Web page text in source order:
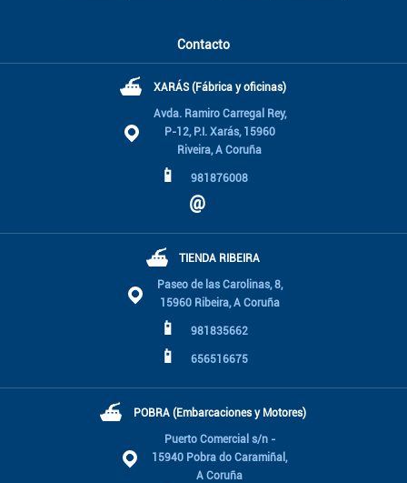
Contacto
⛴ XARÁS (Fábrica y oficinas)
Avda. Ramiro Carregal Rey,
P-12, P.I. Xarás, 15960
Riveira, A Coruña
📱 981876008
@
⛴ TIENDA RIBEIRA
Paseo de las Carolinas, 8,
15960 Ribeira, A Coruña
📱 981835662
📱 656516675
⛴ POBRA (Embarcaciones y Motores)
Puerto Comercial s/n -
15940 Pobra do Caramiñal,
A Coruña